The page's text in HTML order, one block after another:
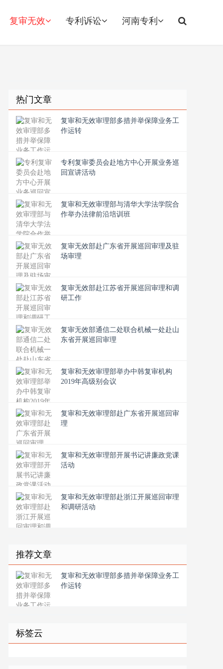
复审无效 专利诉讼 河南专利
热门文章
复审和无效审理部多措并举保障业务工
作运转
专利复审委员会赴地方中心开展业务巡
回宣讲活动
复审和无效审理部与清华大学法学院合
作举办法律前沿培训班
复审无效部赴广东省开展巡回审理及驻
场审理
复审无效部赴江苏省开展巡回审理和调
研工作
复审无效部通信二处联合机械一处赴山
东省开展巡回审理
复审和无效审理部举办中韩复审机构
2019年高级别会议
复审和无效审理部赴广东省开展巡回审
理
复审和无效审理部开展书记讲廉政党课
活动
复审和无效审理部赴浙江开展巡回审理
和调研活动
推荐文章
复审和无效审理部多措并举保障业务工
作运转
标签云